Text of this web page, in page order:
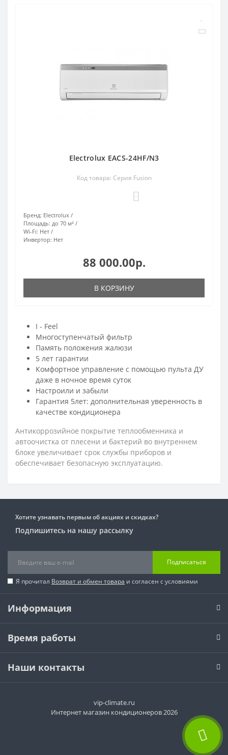
Electrolux EACS-24HF/N3
Код товара: Серия Fusion
Бренд: Electrolux
Площадь: до 70 м²
Wi-Fi: Нет
Инвертор: Нет
88 000.00р.
В КОРЗИНУ
I - Feel
Многоступенчатый фильтр
Память положения жалюзи
5 лет гарантии
Комфортное управление с помощью пульта ДУ
даже в ночное время суток
Настроили и забыли
Гарантия 5лет: дополнительная уверенность в
качестве кондиционера
Антикоррозийное покрытие теплообменника и
автоочистка от плесени и бактерий во внутреннем
блоке увеличивает срок службы приборов и
обеспечивает безопасную эксплуатацию.
Хотите узнавать первым об акциях и скидках?
Подпишитесь на нашу рассылку
Подписаться
Я прочитал Возврат и обмен товара и согласен с условиями
Информация
Время работы
Наши контакты
vip-climate.ru
Интернет магазин кондиционеров 2026